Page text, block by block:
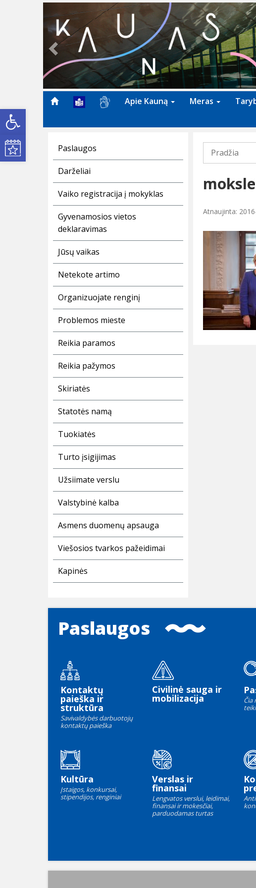
Open toolbar
Kultūros renginiai
Previous
Apie Kauną Meras
Paslaugos
Darželiai
Vaiko registracija į mokyklas
Gyvenamosios vietos
deklaravimas
Jūsų vaikas
Netekote artimo
Organizuojate renginį
Problemos mieste
Reikia paramos
Reikia pažymos
Skiriatės
Statotės namą
Tuokiatės
Turto įsigijimas
Užsiimate verslu
Valstybinė kalba
Asmens duomenų apsauga
Viešosios tvarkos pažeidimai
Kapinės
Pradžia
Atnaujinta:
Paslaugos
Kontaktų
paieška ir
struktūra
Savivaldybės darbuotojų
kontaktų paieška
Civilinė sauga ir
mobilizacija
Čia
Kultūra
Įstaigos, konkursai,
stipendijos, renginiai
Verslas ir
finansai
Lengvatos verslui, leidimai,
finansai ir mokesčiai,
parduodamas turtas